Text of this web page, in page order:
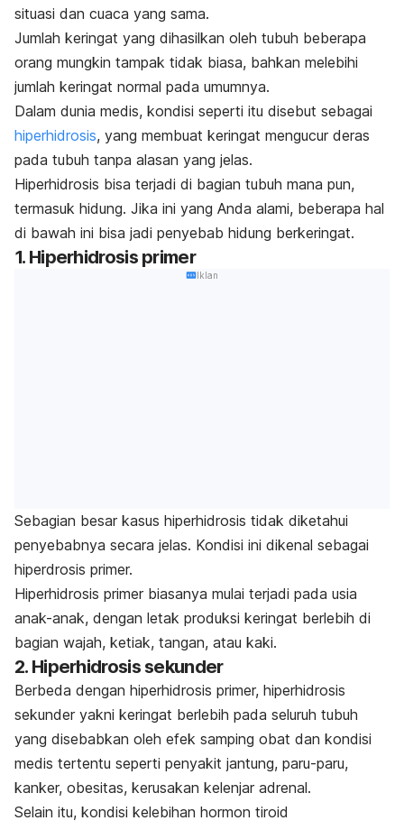
situasi dan cuaca yang sama.
Jumlah keringat yang dihasilkan oleh tubuh beberapa
orang mungkin tampak tidak biasa, bahkan melebihi
jumlah keringat normal pada umumnya.
Dalam dunia medis, kondisi seperti itu disebut sebagai
hiperhidrosis, yang membuat keringat mengucur deras
pada tubuh tanpa alasan yang jelas.
Hiperhidrosis bisa terjadi di bagian tubuh mana pun,
termasuk hidung. Jika ini yang Anda alami, beberapa hal
di bawah ini bisa jadi penyebab hidung berkeringat.
1. Hiperhidrosis primer
Iklan
Sebagian besar kasus hiperhidrosis tidak diketahui
penyebabnya secara jelas. Kondisi ini dikenal sebagai
hiperdrosis primer.
Hiperhidrosis primer biasanya mulai terjadi pada usia
anak-anak, dengan letak produksi keringat berlebih di
bagian wajah, ketiak, tangan, atau kaki.
2. Hiperhidrosis sekunder
Berbeda dengan hiperhidrosis primer, hiperhidrosis
sekunder yakni keringat berlebih pada seluruh tubuh
yang disebabkan oleh efek samping obat dan kondisi
medis tertentu seperti penyakit jantung, paru-paru,
kanker, obesitas, kerusakan kelenjar adrenal.
Selain itu, kondisi kelebihan hormon tiroid